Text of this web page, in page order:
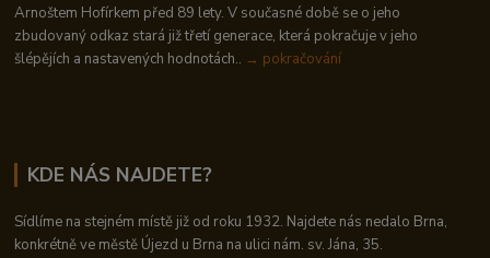
Arnoštem Hofírkem před 89 lety. V současné době se o jeho
zbudovaný odkaz stará již třetí generace, která pokračuje v jeho
šlépějích a nastavených hodnotách.. → pokračování
KDE NÁS NAJDETE?
Sídlíme na stejném místě již od roku 1932. Najdete nás nedalo Brna,
konkrétně ve městě Újezd u Brna na ulici nám. sv. Jána, 35.